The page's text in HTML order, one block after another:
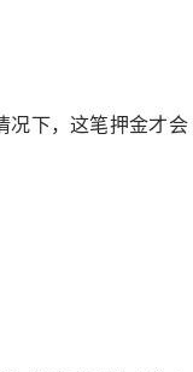
况下，这笔押金才会